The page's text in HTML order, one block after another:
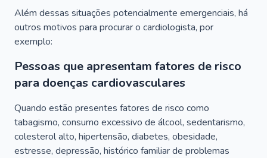
Além dessas situações potencialmente emergenciais, há
outros motivos para procurar o cardiologista, por
exemplo:
Pessoas que apresentam fatores de risco
para doenças cardiovasculares
Quando estão presentes fatores de risco como
tabagismo, consumo excessivo de álcool, sedentarismo,
colesterol alto, hipertensão, diabetes, obesidade,
estresse, depressão, histórico familiar de problemas